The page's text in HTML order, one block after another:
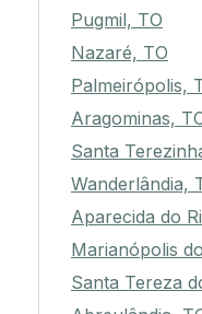
Pugmil, TO
Nazaré, TO
Palmeirópolis,
Aragominas,
Santa
Wanderlândia,
Aparecida do
Marianópolis
Santa Tereza